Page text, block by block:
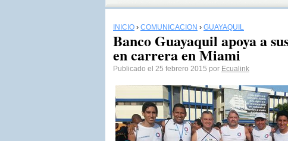
INICIO › COMUNICACIÓN › GUAYAQUIL
Banco Guayaquil apoya a
en carrera en Miami
Publicado el 25 febrero 2015 por Ecualink